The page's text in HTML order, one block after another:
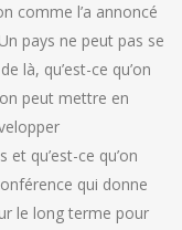
comme l’a annoncé
pays ne peut pas se
là, qu’est-ce qu’on
peut mettre en
qu’est-ce qu’on
qui donne
le long terme pour